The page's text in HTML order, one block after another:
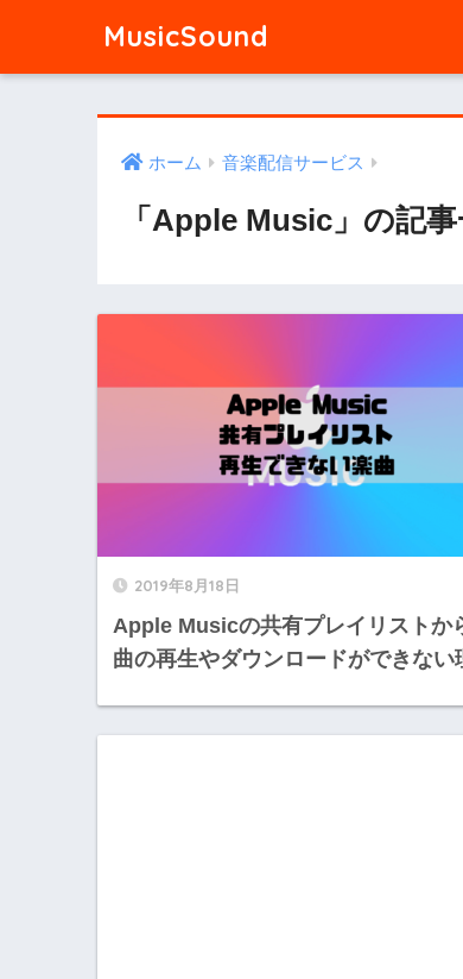
MusicSound
ホーム 音楽配信サービス
「Apple Music」の記
2019年8月18日
Apple Musicの共有プレイリストか
曲の再生やダウンロードができない